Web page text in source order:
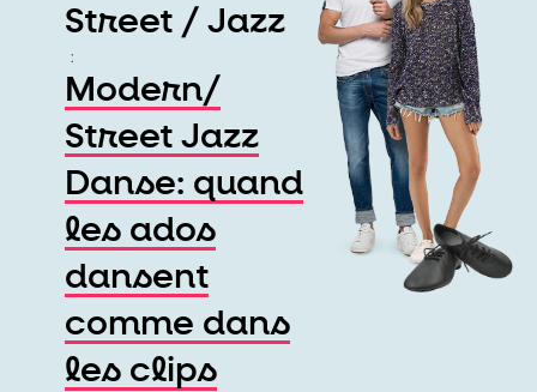
Street / Jazz
:
Modern/
Street Jazz
Danse: quand
les ados
dansent
comme dans
les clips